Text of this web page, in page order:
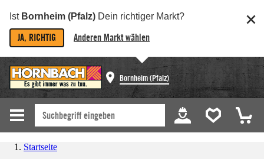
Ist Bornheim (Pfalz) Dein richtiger Markt?
JA, RICHTIG Anderen Markt wählen
Bornheim (Pfalz)
Startseite